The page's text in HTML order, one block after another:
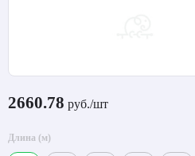
2660.78 руб./шт
Длина (м)